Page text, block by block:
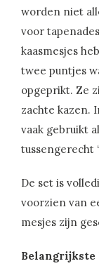
worden niet
voor
kaasmesjes
twee puntjes
opgeprikt. Ze
zachte kazen.
vaak gebruikt
tussengerecht
De set is
voorzien van
mesjes zijn
Belangrijkste